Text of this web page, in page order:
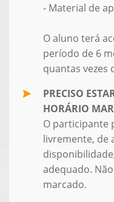
- Material de
O aluno terá
período de 6
quantas vezes
PRECISO
HORÁRIO
O participante
livremente, de
adequado.
marcado.